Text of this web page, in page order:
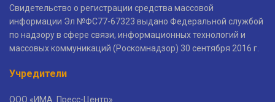
Свидетельство о регистрации средства массовой
информации Эл №ФС77-67323 выдано Федеральной службой
по надзору в сфере связи, информационных технологий и
массовых коммуникаций (Роскомнадзор) 30 сентября 2016 г.
Учредители
ООО «ИМА. Пресс-Центр»